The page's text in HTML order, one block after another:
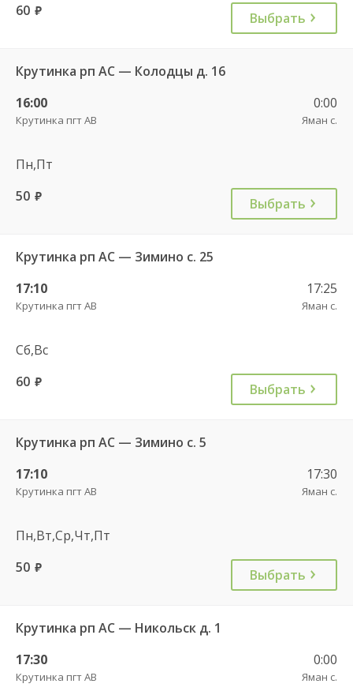
60 руб. Выбрать
Крутинка рп АС — Колодцы д. 16
16:00
Крутинка пгт АВ
0:00
Яман с.
Пн,Пт
50 руб. Выбрать
Крутинка рп АС — Зимино с. 25
17:10
Крутинка пгт АВ
17:25
Яман с.
Сб,Вс
60 руб. Выбрать
Крутинка рп АС — Зимино с. 5
17:10
Крутинка пгт АВ
17:30
Яман с.
Пн,Вт,Ср,Чт,Пт
50 руб. Выбрать
Крутинка рп АС — Никольск д. 1
17:30
Крутинка пгт АВ
0:00
Яман с.